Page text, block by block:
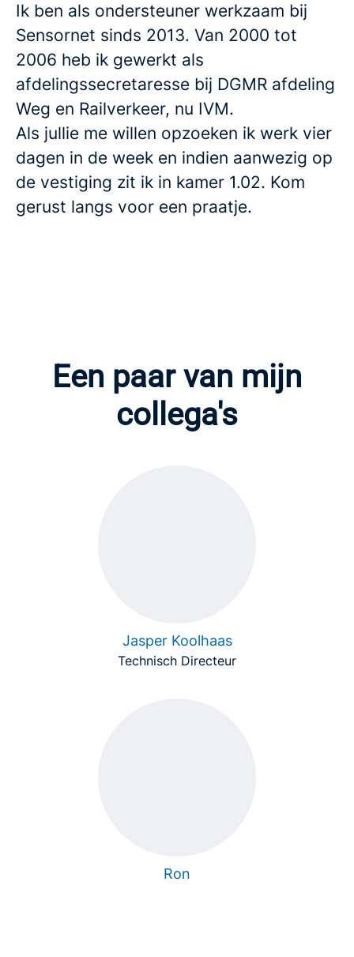
Ik ben als ondersteuner werkzaam bij
Sensornet sinds 2013. Van 2000 tot
2006 heb ik gewerkt als
afdelingssecretaresse bij DGMR afdeling
Weg en Railverkeer, nu IVM.
Als jullie me willen opzoeken ik werk vier
dagen in de week en indien aanwezig op
de vestiging zit ik in kamer 1.02. Kom
gerust langs voor een praatje.
Een paar van mijn
collega's
Jasper Koolhaas
Technisch Directeur
Ron